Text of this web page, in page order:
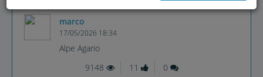
marco
17/05/2026 18:34
Alpe Agario
9148
11 0